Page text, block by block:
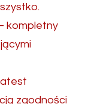
kompletny
zgodności